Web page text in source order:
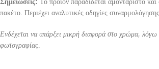
Σημειώσεις:
πακέτο. Περιέχει αναλυτικές οδηγίες
Ενδέχεται να υπάρξει μικρή διαφορά στο χρώμα, λόγω
φωτογραφίας.